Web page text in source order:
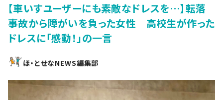
【車いすユーザーにも素敵なドレスを…】転落
事故から障がいを負った女性 高校生が作った
ドレスに「感動！」の一言
ほ・とせなNEWS編集部